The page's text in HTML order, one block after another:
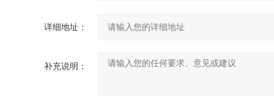
详细地址：
补充说明：